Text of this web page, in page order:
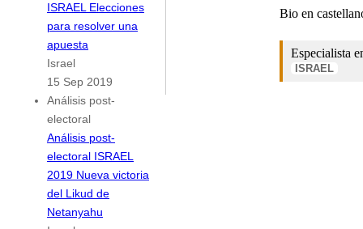
Bio en
Especialista
ISRAEL
ISRAEL Elecciones
para resolver una
apuesta
Israel
15 Sep 2019
Análisis post-
electoral
Análisis post-
electoral ISRAEL
2019 Nueva victoria
del Likud de
Netanyahu